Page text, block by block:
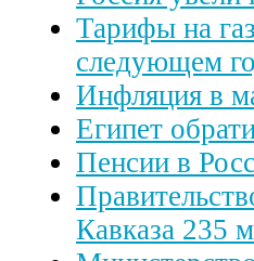
Тарифы на
следующем
Инфляция в
Египет
Пенсии в
Кавказа 235